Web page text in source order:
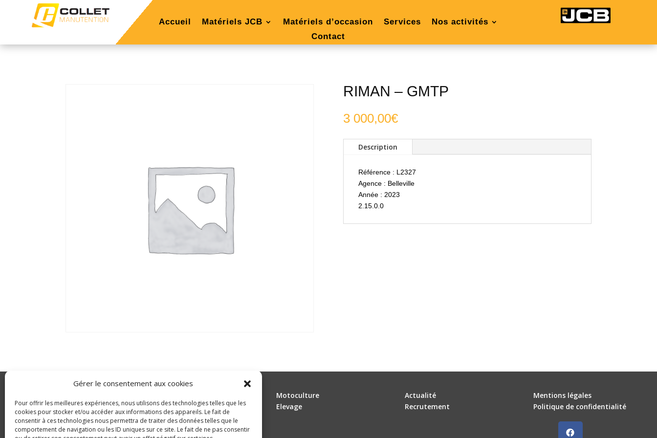
Gérer le consentement aux cookies
Pour offrir les meilleures expériences, nous utilisons des technologies telles que les
cookies pour stocker et/ou accéder aux informations des appareils. Le fait de
consentir à ces technologies nous permettra de traiter des données telles que le
comportement de navigation ou les ID uniques sur ce site. Le fait de ne pas consentir
Accueil Matériels JCB Matériels d’occasion Services
Nos activités
Contact
RIMAN – GMTP
3 000,00€
Description
Référence : L2327
Agence : Belleville
Année : 2023
2.15.0.0
© Copyright 2025 GLDC
Agriculture
Motoculture
Elevage
Actualité
Recrutement
Mentions légales
Politique de confidentialité
